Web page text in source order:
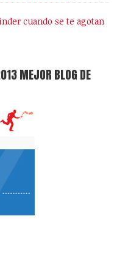
cuando se te agotan
MEJOR BLOG DE